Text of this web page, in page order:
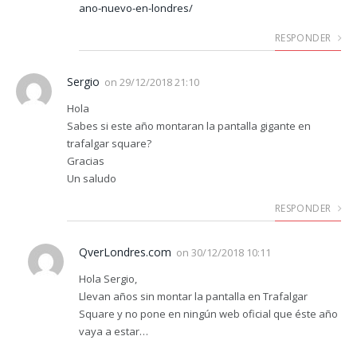
ano-nuevo-en-londres/
RESPONDER
Sergio on 29/12/2018 21:10
Hola
Sabes si este año montaran la pantalla gigante en
trafalgar square?
Gracias
Un saludo
RESPONDER
QverLondres.com on 30/12/2018 10:11
Hola Sergio,
Llevan años sin montar la pantalla en Trafalgar
Square y no pone en ningún web oficial que éste año
vaya a estar…